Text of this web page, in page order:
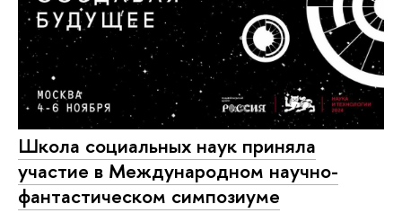
Школа социальных наук приняла
участие в Международном научно-
фантастическом симпозиуме